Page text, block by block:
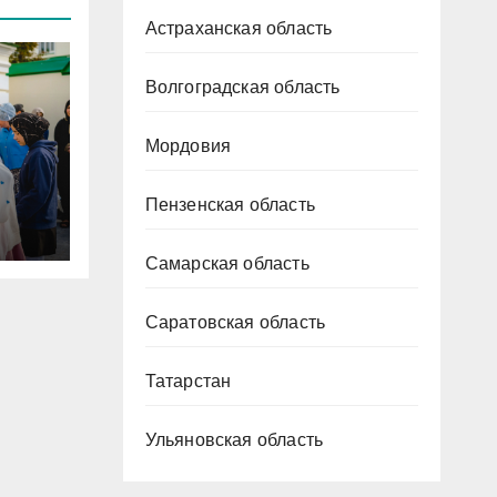
Астраханская область
Волгоградская область
Мордовия
Пензенская область
Самарская область
Саратовская область
Татарстан
Ульяновская область